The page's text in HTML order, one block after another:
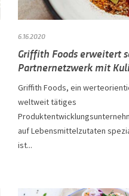
6.16.2020
Griffith Foods erweitert
Partnernetzwerk mit
Griffith Foods, ein
weltweit tätiges
auf Lebensmittelzutaten
ist...